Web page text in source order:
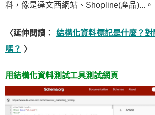
料，像是達文西網站、Shopline(產品)...。
〈延伸閱讀：
結構化資料標記是什麼？
嗎？ 〉
用結構化資料測試工具測試網頁